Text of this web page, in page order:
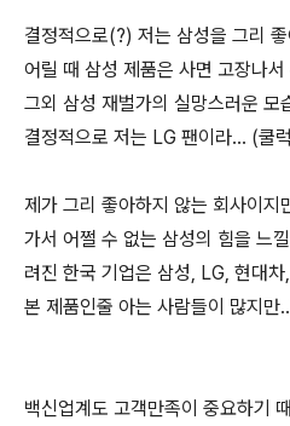
결정적으로(?) 저는 삼성을 그리
어릴 때 삼성 제품은 사면 고장나
그외 삼성 재벌가의 실망스러운 모
결정적으로 저는 LG 팬이라... (쿨
제가 그리 좋아하지 않는 회사이지
가서 어쩔 수 없는 삼성의 힘을 느
려진 한국 기업은 삼성, LG, 현대
본 제품인줄 아는 사람들이 많지만
백신업계도 고객만족이 중요하기